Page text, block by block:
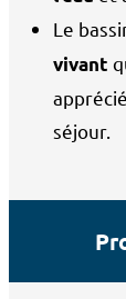
Le
vivant
séjour.